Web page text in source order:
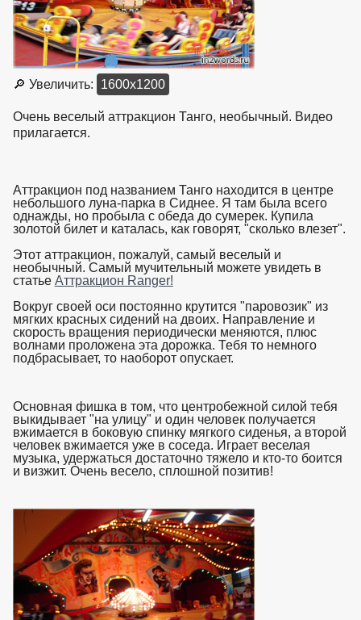
🔎 Увеличить: 1600x1200
Очень веселый аттракцион Танго, необычный. Видео
прилагается.
Аттракцион под названием Танго находится в центре
небольшого луна-парка в Сиднее. Я там была всего
однажды, но пробыла с обеда до сумерек. Купила
золотой билет и каталась, как говорят, "сколько влезет".
Этот аттракцион, пожалуй, самый веселый и
необычный. Самый мучительный можете увидеть в
статье Аттракцион Ranger!
Вокруг своей оси постоянно крутится "паровозик" из
мягких красных сидений на двоих. Направление и
скорость вращения периодически меняются, плюс
волнами проложена эта дорожка. Тебя то немного
подбрасывает, то наоборот опускает.
Основная фишка в том, что центробежной силой тебя
выкидывает "на улицу" и один человек получается
вжимается в боковую спинку мягкого сиденья, а второй
человек вжимается уже в соседа. Играет веселая
музыка, удержаться достаточно тяжело и кто-то боится
и визжит. Очень весело, сплошной позитив!